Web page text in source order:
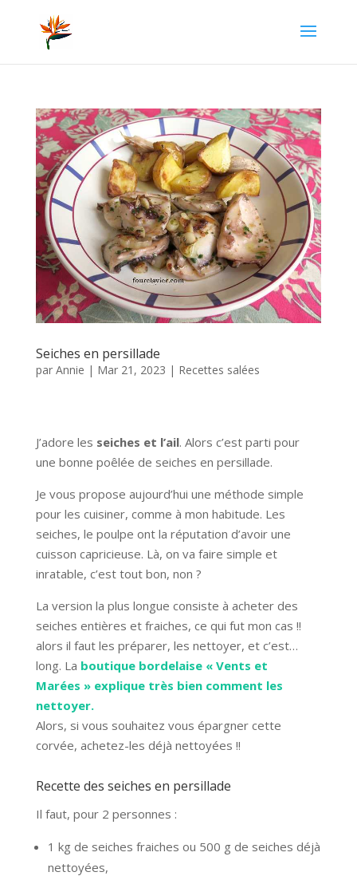
Seiches en persillade
par Annie | Mar 21, 2023 | Recettes salées
J’adore les seiches et l’ail. Alors c’est parti pour
une bonne poêlée de seiches en persillade.
Je vous propose aujourd’hui une méthode simple
pour les cuisiner, comme à mon habitude. Les
seiches, le poulpe ont la réputation d’avoir une
cuisson capricieuse. Là, on va faire simple et
inratable, c’est tout bon, non ?
La version la plus longue consiste à acheter des
seiches entières et fraiches, ce qui fut mon cas !!
alors il faut les préparer, les nettoyer, et c’est…
long. La boutique bordelaise « Vents et
Marées » explique très bien comment les
nettoyer.
Alors, si vous souhaitez vous épargner cette
corvée, achetez-les déjà nettoyées !!
Recette des seiches en persillade
Il faut, pour 2 personnes :
1 kg de seiches fraiches ou 500 g de seiches déjà
nettoyées,